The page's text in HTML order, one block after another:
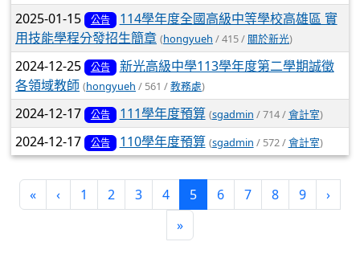
2025-01-15 公告
114學年度全國高級中等學校高雄區 實
用技能學程分發招生簡章 (hongyueh / 415 / 關於新光)
2024-12-25 公告
新光高級中學113學年度第二學期誠徵
各領域教師 (hongyueh / 561 /教務處)
2024-12-17 公告 111學年度預算 (sgadmin / 714 /會計室)
2024-12-17 公告 110學年度預算 (sgadmin / 572 /會計室)
« ‹ 1 2 3 4 5(current)
6 7 8 9
›
»